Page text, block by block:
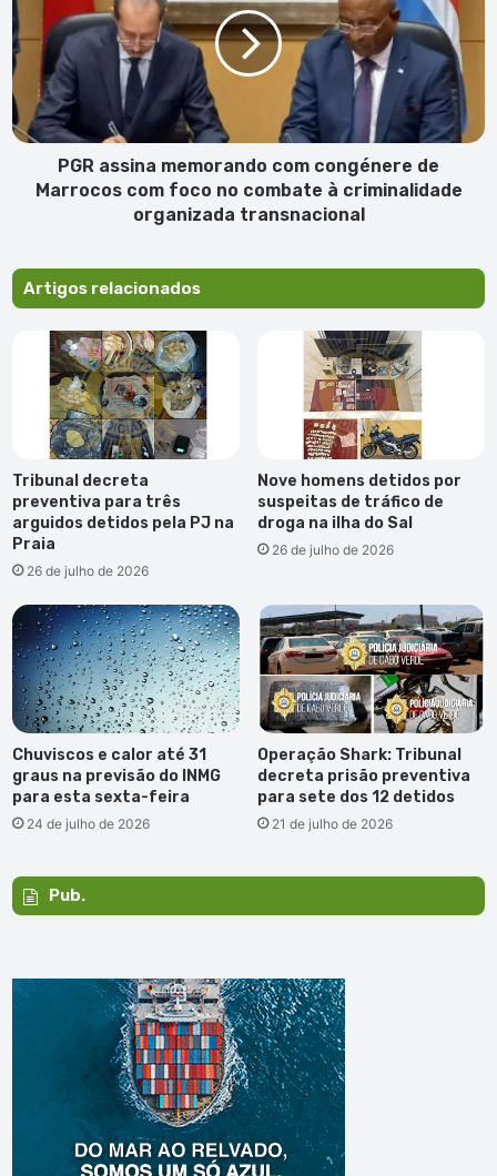
Enapor
com
congénere
de
Marrocos
com
foco
combate
transnacional
PGR assina memorando com congénere de
Marrocos com foco no combate à criminalidade
organizada transnacional
Artigos relacionados
Tribunal decreta
preventiva para três
arguidos detidos pela PJ na
Praia
26 de julho de 2026
Nove homens detidos por
suspeitas de tráfico de
droga na ilha do Sal
26 de julho de 2026
Chuviscos e calor até 31
graus na previsão do INMG
para esta sexta-feira
24 de julho de 2026
Operação Shark: Tribunal
decreta prisão preventiva
para sete dos 12 detidos
21 de julho de 2026
Pub.